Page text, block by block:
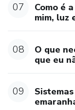
07
Como é
mim, luz
08
O que
que eu
09